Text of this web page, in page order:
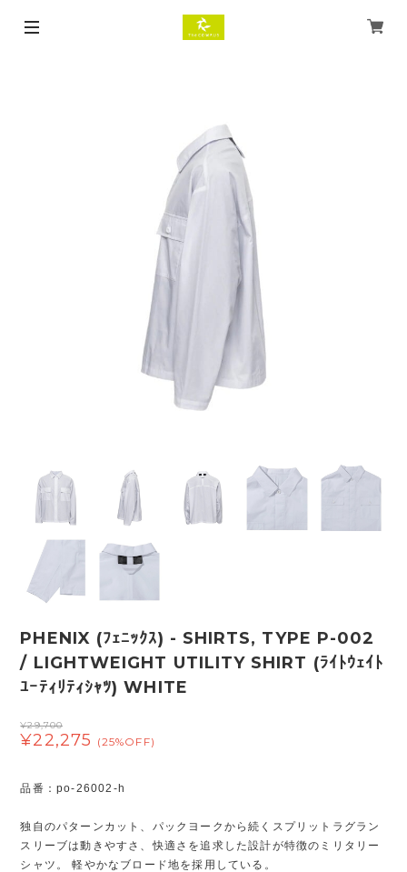
PHENIX (ﾌｪﾆｯｸｽ) - SHIRTS, TYPE P-002
/ LIGHTWEIGHT UTILITY SHIRT (ﾗｲﾄｳｪｲﾄ
ﾕｰﾃｨﾘﾃｨｼｬﾂ) WHITE
¥29,700
¥22,275 (25%OFF)
品番：po-26002-h
独自のパターンカット、パックヨークから続くスプリットラグラン
スリーブは動きやすさ、快適さを追求した設計が特徴のミリタリー
シャツ。 軽やかなブロード地を採用している。